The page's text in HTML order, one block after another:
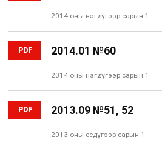
2014 оны нэгдүгээр сарын 1
PDF 2014.01 №60
2014 оны нэгдүгээр сарын 1
PDF 2013.09 №51, 52
2013 оны есдүгээр сарын 1